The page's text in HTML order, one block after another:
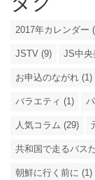
2017年カレンダー
JSTV (9) JS中央
お申込のながれ (1)
バラエティ (1)
人気コラム (29)
共和国で走るバス
朝鮮に行く前に (1)